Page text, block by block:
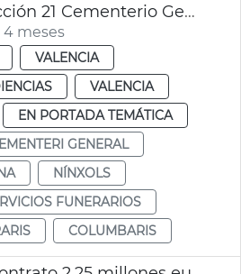
Ampliación sección 21 Cementerio General València
meses
VALENCIA
VALENCIA
EN PORTADA TEMÁTICA
GENERAL
NÍNXOLS
FUNERARIOS
COLUMBARIS